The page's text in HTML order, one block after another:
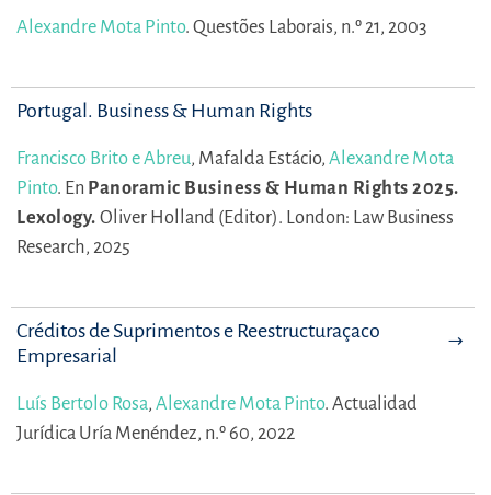
Alexandre Mota Pinto. Questões Laborais, n.º 21, 2003
Portugal. Business & Human Rights
Francisco Brito e Abreu, Mafalda Estácio, Alexandre Mota
Pinto. En Panoramic Business & Human Rights 2025.
Lexology. Oliver Holland (Editor). London: Law Business
Research, 2025
Créditos de Suprimentos e Reestructuraçaco
Empresarial
Luís Bertolo Rosa, Alexandre Mota Pinto. Actualidad
Jurídica Uría Menéndez, n.º 60, 2022